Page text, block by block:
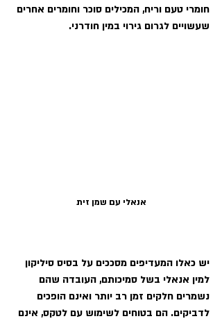
חומרי טעם וריח, המכילים סוכר וחומרים אחרים
שעשויים לגרום גירוי במין חודרני.
אנאלי עם שמן זית
יש כאלו המעדיפים מסככים על בסיס סיליקון
למין אנאלי בשל סמיכותם, העובדה שהם
נשמרים חלקים זמן רב יותר ואינם הופכים
לדביקים. הם בטוחים לשימוש עם לטקס, אינם